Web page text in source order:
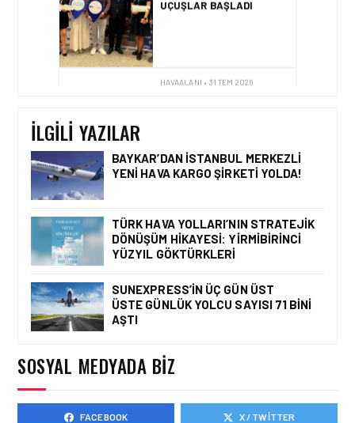
DALAMAN
DINKIRCI’DEN KONTROL
KULESI’NE ZIYARET
HAVAALANI • 05 AĞU 2026
İLGILI YAZILAR
BAYKAR’DAN İSTANBUL MERKEZLI
YENI HAVA KARGO ŞIRKETI YOLDA!
TÜRK HAVA YOLLARI’NIN STRATEJIK
DÖNÜŞÜM HIKAYESI: YIRMIBIRINCI
YÜZYIL GÖKTÜRKLERI
SUNEXPRESS’IN ÜÇ GÜN ÜST
ÜSTE GÜNLÜK YOLCU SAYISI 71 BINI
AŞTI
SOSYAL MEDYADA BIZ
FACEBOOK X / TWITTER